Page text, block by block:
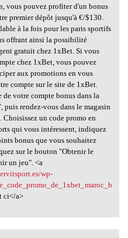
vous pouvez profiter d'un bonus
premier dépôt jusqu'à €/$130.
à la fois pour les paris sportifs
offrant ainsi la possibilité
gratuit chez 1xBet. Si vous
chez 1xBet, vous pouvez
aux promotions en vous
compte sur le site de 1xBet.
votre compte bonus dans la
puis rendez-vous dans le magasin
Choisissez un code promo en
qui vous intéressent, indiquez
bonus que vous souhaitez
sur le bouton "Obtenir le
un jeu". <a
wp-
ci</a>